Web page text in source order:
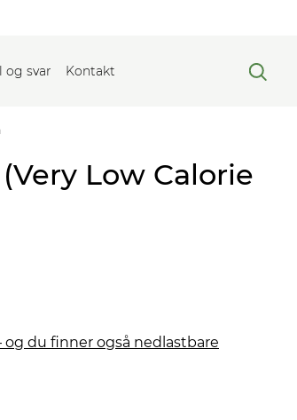
og svar Kontakt
Low Calorie
du finner også nedlastbare